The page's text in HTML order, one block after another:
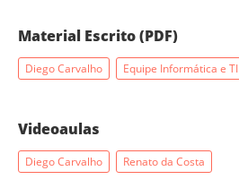
Material Escrito (PDF)
Diego Carvalho Equipe Informática e TI
Videoaulas
Diego Carvalho Renato da Costa